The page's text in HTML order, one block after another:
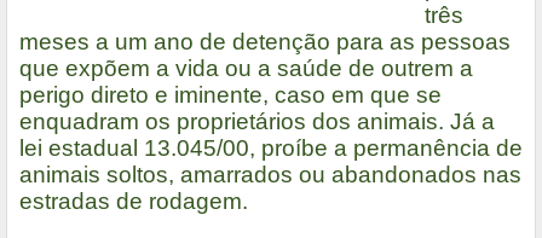
três
meses a um ano de detenção para as pessoas
que expõem a vida ou a saúde de outrem a
perigo direto e iminente, caso em que se
enquadram os proprietários dos animais. Já a
lei estadual 13.045/00, proíbe a permanência de
animais soltos, amarrados ou abandonados nas
estradas de rodagem.